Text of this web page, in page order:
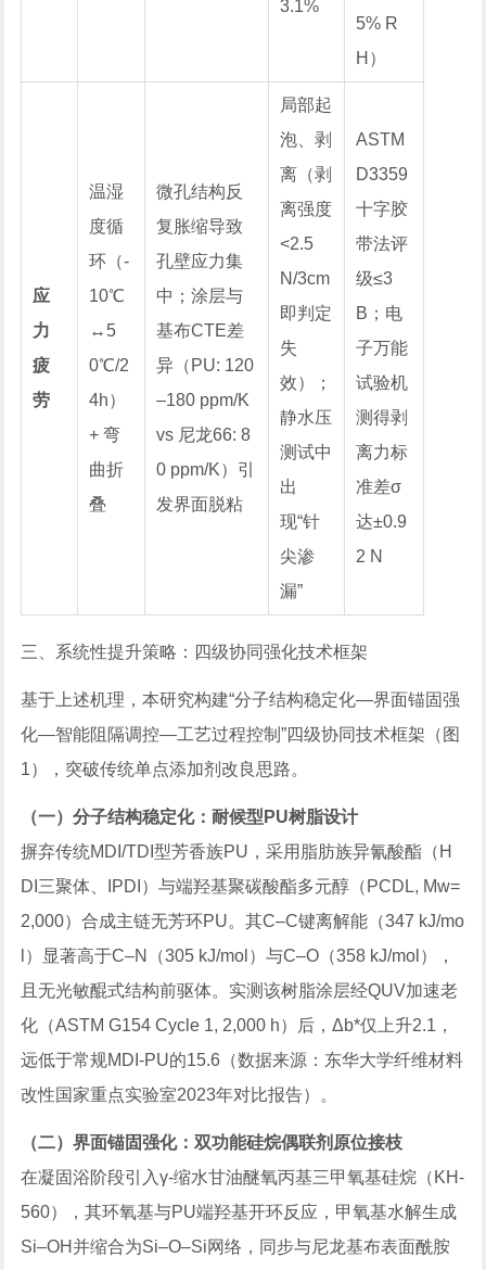
3.1%
5% R
H）
应
力
疲
劳
温湿
度循
环（-
10℃
↔5
0℃/2
4h）
+ 弯
曲折
叠
微孔结构反
复胀缩导致
孔壁应力集
中；涂层与
基布CTE差
异（PU: 120
–180 ppm/K
vs 尼龙66: 8
0 ppm/K）引
发界面脱粘
局部起
泡、剥
离（剥
离强度
<2.5
N/3cm
即判定
失
效）；
静水压
测试中
出
现“针
尖渗
漏”
ASTM
D3359
十字胶
带法评
级≤3
B；电
子万能
试验机
测得剥
离力标
准差σ
达±0.9
2 N
三、系统性提升策略：四级协同强化技术框架
基于上述机理，本研究构建“分子结构稳定化—界面锚固强
化—智能阻隔调控—工艺过程控制”四级协同技术框架（图
1），突破传统单点添加剂改良思路。
（一）分子结构稳定化：耐候型PU树脂设计
摒弃传统MDI/TDI型芳香族PU，采用脂肪族异氰酸酯（H
DI三聚体、IPDI）与端羟基聚碳酸酯多元醇（PCDL, Mw=
2,000）合成主链无芳环PU。其C–C键离解能（347 kJ/mo
l）显著高于C–N（305 kJ/mol）与C–O（358 kJ/mol），
且无光敏醌式结构前驱体。实测该树脂涂层经QUV加速老
化（ASTM G154 Cycle 1, 2,000 h）后，Δb*仅上升2.1，
远低于常规MDI-PU的15.6（数据来源：东华大学纤维材料
改性国家重点实验室2023年对比报告）。
（二）界面锚固强化：双功能硅烷偶联剂原位接枝
在凝固浴阶段引入γ-缩水甘油醚氧丙基三甲氧基硅烷（KH-
560），其环氧基与PU端羟基开环反应，甲氧基水解生成
Si–OH并缩合为Si–O–Si网络，同步与尼龙基布表面酰胺